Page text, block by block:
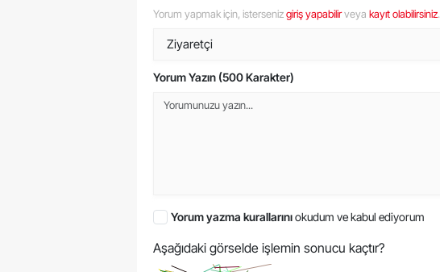
Yorum yapmak için, istersenizgiriş yapabilirveya kayıt olabilirsiniz.
Yorum Yazın (500 Karakter)
Yorum yazma kurallarınıokudum ve kabul ediyorum
Aşağıdaki görselde işlemin sonucu kaçtır?